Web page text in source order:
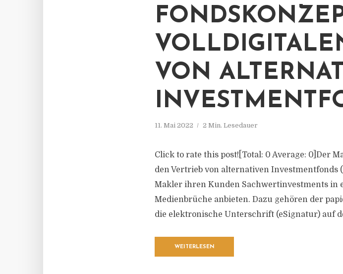
VON
11. Mai 2022 2 Min. Lesedauer
Click to rate this post![Total: 0 Average: 0]Der
den Vertrieb von alternativen Investmentfonds
Makler ihren Kunden Sachwertinvestments in
Medienbrüche anbieten. Dazu gehören der
die elektronische Unterschrift (eSignatur) auf
WEITERLESEN